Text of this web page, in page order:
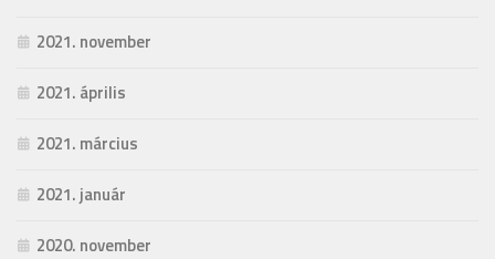
2021. november
2021. április
2021. március
2021. január
2020. november